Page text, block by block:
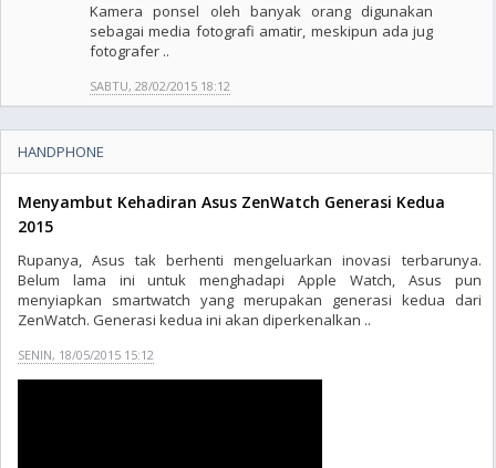
Kamera ponsel oleh banyak orang digunakan
sebagai media fotografi amatir, meskipun ada jug
fotografer ..
SABTU, 28/02/2015 18:12
HANDPHONE
Menyambut Kehadiran Asus ZenWatch Generasi Kedua
2015
Rupanya, Asus tak berhenti mengeluarkan inovasi terbarunya.
Belum lama ini untuk menghadapi Apple Watch, Asus pun
menyiapkan smartwatch yang merupakan generasi kedua dari
ZenWatch. Generasi kedua ini akan diperkenalkan ..
SENIN, 18/05/2015 15:12